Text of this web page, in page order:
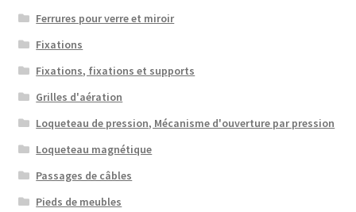
Ferrures pour verre et miroir
Fixations
Fixations, fixations et supports
Grilles d'aération
Loqueteau de pression, Mécanisme d'ouverture par pression
Loqueteau magnétique
Passages de câbles
Pieds de meubles